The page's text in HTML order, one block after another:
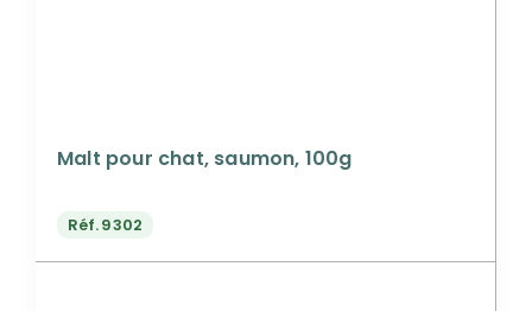
Malt pour chat, saumon, 100g
Réf.9302